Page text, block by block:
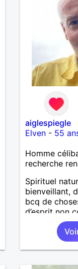
aiglespiegle
Elven- 55
Homme
recherche
Spirituel
bienveillant,
bcq de
d’esprit non
Recherche
même